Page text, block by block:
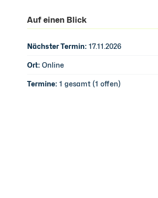
Auf einen Blick
Nächster Termin: 17.11.2026
Ort: Online
Termine: 1 gesamt (1 offen)